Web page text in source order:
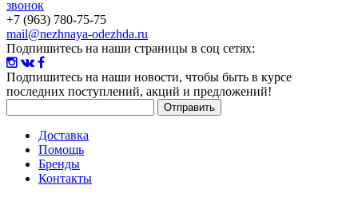
звонок
+7 (963) 780-75-75
mail@nezhnaya-odezhda.ru
Подпишитесь на наши страницы в соц сетях:
Подпишитесь на наши новости, чтобы быть в курсе
последних поступлений, акций и предложений!
Доставка
Помощь
Бренды
Контакты